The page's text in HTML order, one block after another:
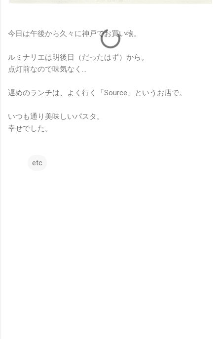
今日は午後から久々に神戸でお買い物。
ルミナリエは明後日（だったはず）から。
点灯前なので味気なく…
遅めのランチは、よく行く「Source」というお店で。
いつも通り美味しいパスタ。
幸せでした。
etc